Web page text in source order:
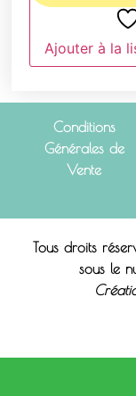
Ajouter à la
Conditions
Générales de
Vente
Tous droits
sous le n